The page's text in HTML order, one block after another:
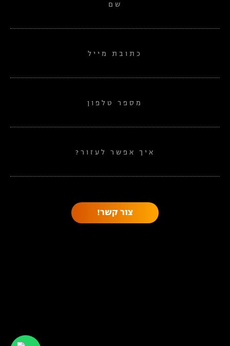
שם
כתובת מייל
מספר טלפון
איך אפשר לעזור?